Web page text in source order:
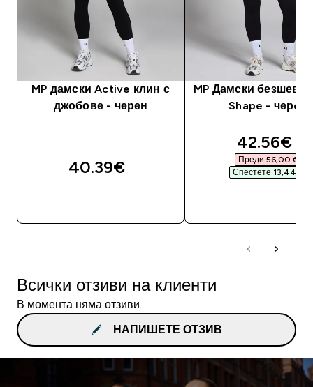
MP дамски Active клин с
джобове - черен
40.39€‎
MP Дамски
Shape - черeн
42.56€‎
Преди 56,00 €‎
Спестете 13,44 €‎
Всички отзиви на клиенти
В момента няма отзиви.
НАПИШЕТЕ ОТЗИВ